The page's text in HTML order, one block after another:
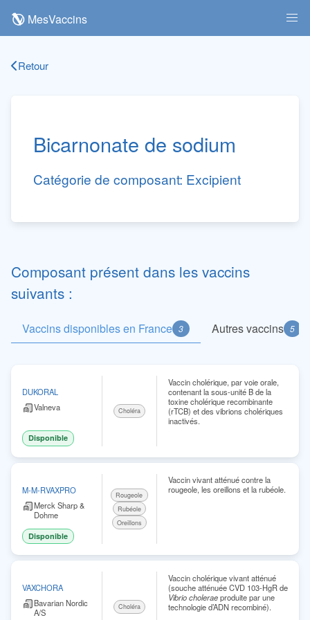
MesVaccins
Retour
Bicarnonate de sodium
Catégorie de composant: Excipient
Composant présent dans les vaccins
suivants :
Vaccins disponibles en France 3 Autres vaccins 5
DUKORAL
Valneva
Disponible
Choléra
Vaccin cholérique, par voie orale,
contenant la sous-unité B de la
toxine cholérique recombinante
(rTCB) et des vibrions cholériques
inactivés.
M-M-RVAXPRO
Merck Sharp &
Dohme
Disponible
Rougeole
Rubéole
Oreillons
Vaccin vivant atténué contre la
rougeole, les oreillons et la rubéole.
VAXCHORA
Bavarian Nordic
A/S
Choléra
Vaccin cholérique vivant atténué
(souche atténuée CVD 103-HgR de
Vibrio choleraeproduite par une
technologie d’ADN recombiné).